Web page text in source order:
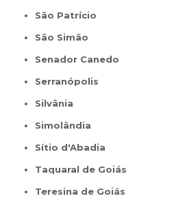
São Patrício
São Simão
Senador Canedo
Serranópolis
Silvânia
Simolândia
Sítio d'Abadia
Taquaral de Goiás
Teresina de Goiás